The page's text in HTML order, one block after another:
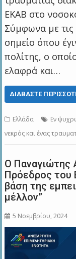
ΕΚΑΒ στο
Σύμφωνα με
σημείο όπου
πολίτης, ο
ελαφρά και…
ΔΙΑΒΆΣΤΕ
Ελλάδα
Εν
νεκρός και ένας
Ο Παναγιώτης
Πρόεδρος του
βάση της
μέλλον”
5 Νοεμβρίου, 2024